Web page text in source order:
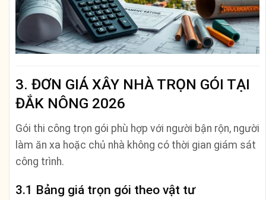
3. ĐƠN GIÁ XÂY NHÀ TRỌN GÓI TẠI
ĐẮK NÔNG 2026
Gói thi công trọn gói phù hợp với người bận rộn, người
làm ăn xa hoặc chủ nhà không có thời gian giám sát
công trình.
3.1 Bảng giá trọn gói theo vật tư